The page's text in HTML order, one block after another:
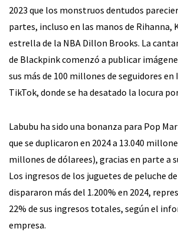
2023 que los monstruos dentudos
partes, incluso en las manos de Rihanna,
estrella de la NBA Dillon Brooks. La
de Blackpink comenzó a publicar
sus más de 100 millones de seguidores
TikTok, donde se ha desatado la locura
Labubu ha sido una bonanza para Pop
que se duplicaron en 2024 a 13.040
millones de dólarees), gracias en parte a
Los ingresos de los juguetes de peluche
dispararon más del 1.200% en 2024,
22% de sus ingresos totales, según el
empresa.